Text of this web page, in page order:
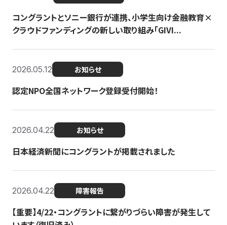
コングラントとソニー銀行が連携、小学生向け金融教育×
クラウドファンディングの新しい取り組み「GIVI...
2026.05.12 お知らせ
認定NPO全国ネットワーク登録受付開始！
2026.04.22 お知らせ
日本経済新聞にコングラントが掲載されました
2026.04.22 障害報告
【重要】4/22・コングラントに繋がりづらい障害が発生して